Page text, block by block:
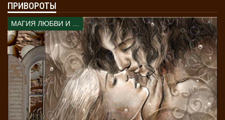
ПРИВОРОТЫ
МАГИЯ ЛЮБВИ И КОЛДОВСТВА